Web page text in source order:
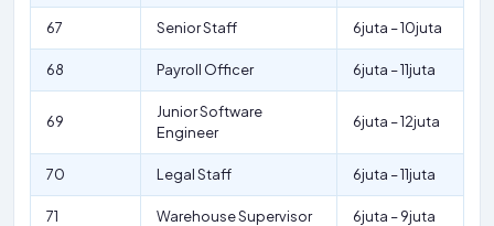
67 Senior Staff 6juta – 10juta
68 Payroll Officer 6juta – 11juta
69
Junior Software
Engineer
6juta – 12juta
70 Legal Staff 6juta – 11juta
71 Warehouse Supervisor 6juta – 9juta